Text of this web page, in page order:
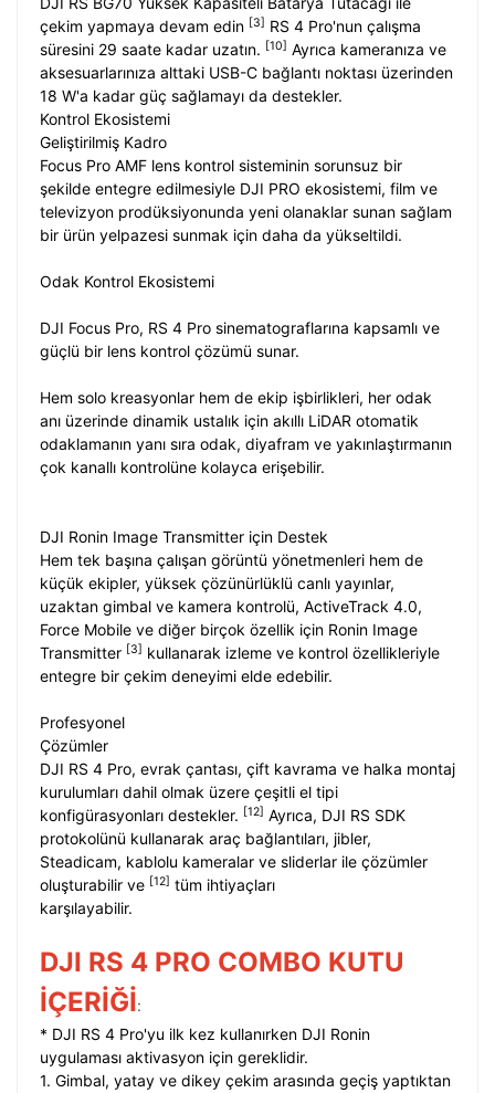
çekim yapmaya devam edin [3] RS 4 Pro'nun çalışma
süresini 29 saate kadar uzatın. [10] Ayrıca kameranıza ve
aksesuarlarınıza alttaki USB-C bağlantı noktası üzerinden
18 W'a kadar güç sağlamayı da destekler.
Kontrol Ekosistemi
Geliştirilmiş Kadro
Focus Pro AMF lens kontrol sisteminin sorunsuz bir
şekilde entegre edilmesiyle DJI PRO ekosistemi, film ve
televizyon prodüksiyonunda yeni olanaklar sunan sağlam
bir ürün yelpazesi sunmak için daha da yükseltildi.
Odak Kontrol Ekosistemi
DJI Focus Pro, RS 4 Pro sinematograflarına kapsamlı ve
güçlü bir lens kontrol çözümü sunar.
Hem solo kreasyonlar hem de ekip işbirlikleri, her odak
anı üzerinde dinamik ustalık için akıllı LiDAR otomatik
odaklamanın yanı sıra odak, diyafram ve yakınlaştırmanın
çok kanallı kontrolüne kolayca erişebilir.
DJI Ronin Image Transmitter için Destek
Hem tek başına çalışan görüntü yönetmenleri hem de
küçük ekipler, yüksek çözünürlüklü canlı yayınlar,
uzaktan gimbal ve kamera kontrolü, ActiveTrack 4.0,
Force Mobile ve diğer birçok özellik için Ronin Image
Transmitter [3] kullanarak izleme ve kontrol özellikleriyle
entegre bir çekim deneyimi elde edebilir.
Profesyonel
Çözümler
DJI RS 4 Pro, evrak çantası, çift kavrama ve halka montaj
kurulumları dahil olmak üzere çeşitli el tipi
konfigürasyonları destekler. [12] Ayrıca, DJI RS SDK
protokolünü kullanarak araç bağlantıları, jibler,
Steadicam, kablolu kameralar ve sliderlar ile çözümler
oluşturabilir ve [12] tüm ihtiyaçları
karşılayabilir.
DJI RS 4 PRO COMBO KUTU
İÇERİĞİ:
* DJI RS 4 Pro'yu ilk kez kullanırken DJI Ronin
uygulaması aktivasyon için gereklidir.
1. Gimbal, yatay ve dikey çekim arasında geçiş yaptıktan